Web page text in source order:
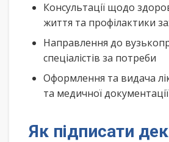
Консультації щодо
життя та профілактики
Направлення до
спеціалістів за потреби
Оформлення та видача
та медичної документації
Як підписати